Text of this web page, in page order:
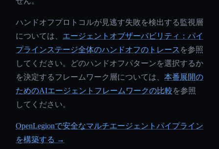
ハンドオフプロトコルが見逃す失敗を検出する監視層
については、 エージェントオブザーバビリティ：パイ
プラインステージ全体のハンドオフのトレース を参照
してください。どのハンドオフパターンを選択するか
を決定するフレームワーク層については、 本番展開の
ためのAIエージェントフレームワークの比較を参照
してください。
OpenLegionで安全なマルチエージェントパイプライン
を構築する →